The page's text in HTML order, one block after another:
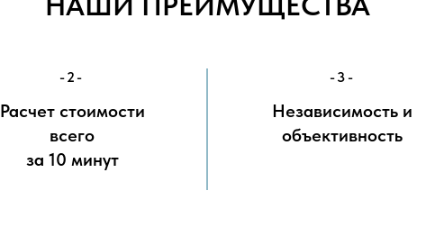
-2-
Расчет стоимости
всего
за 10 минут
-3-
Независимость и
объективность